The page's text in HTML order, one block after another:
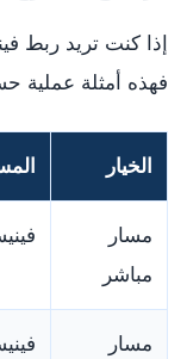
إذا كنت تريد ربط
فهذه أمثلة عملية
الخيار
مسار
مباشر
مسار